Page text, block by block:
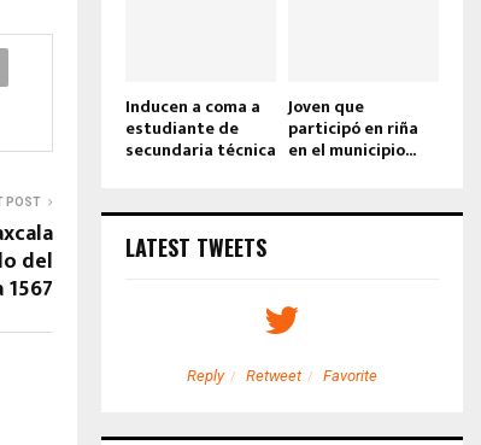
POST
del
Inducen a coma a
estudiante de
secundaria técnica
Joven que
participó en riña
en el municipio...
LATEST TWEETS
Reply Retweet Favorite